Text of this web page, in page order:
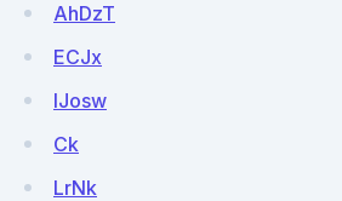
AhDzT
ECJx
IJosw
Ck
LrNk